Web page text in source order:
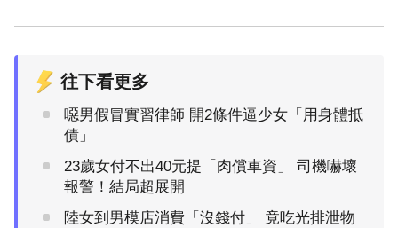
往下看更多
噁男假冒實習律師 開2條件逼少女「用身體抵
債」
23歲女付不出40元提「肉償車資」 司機嚇壞
報警！結局超展開
陸女到男模店消費「沒錢付」 竟吃光排泄物